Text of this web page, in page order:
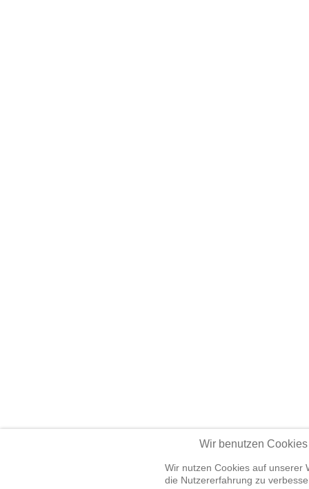
Wir benutzen Cookies
Wir nutzen Cookies auf unserer
die Nutzererfahrung zu